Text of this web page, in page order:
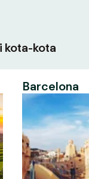
kota-kota
Barcelona